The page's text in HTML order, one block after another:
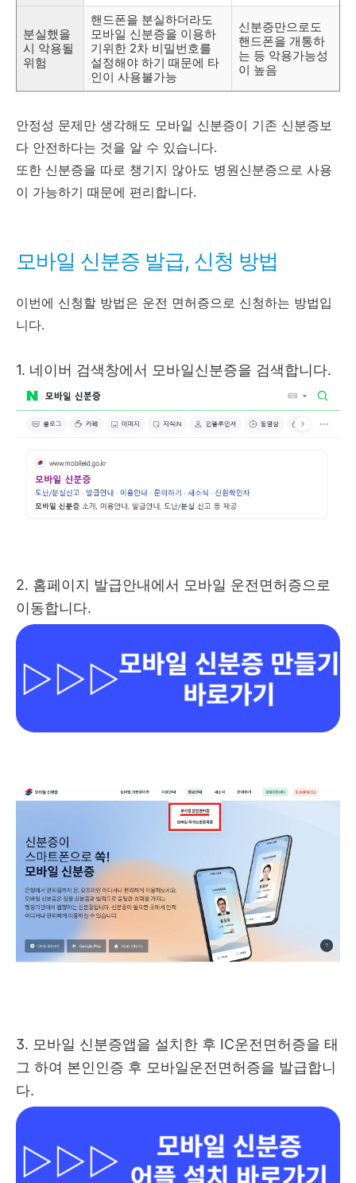
분실했을
시 악용될
위험
핸드폰을 분실하더라도
모바일 신분증을 이용하
기위한 2차 비밀번호를
설정해야 하기 때문에 타
인이 사용불가능
신분증만으로도
핸드폰을 개통하
는 등 악용가능성
이 높음
안정성 문제만 생각해도 모바일 신분증이 기존 신분증보
다 안전하다는 것을 알 수 있습니다.
또한 신분증을 따로 챙기지 않아도 병원신분증으로 사용
이 가능하기 때문에 편리합니다.
모바일 신분증 발급, 신청 방법
이번에 신청할 방법은 운전 면허증으로 신청하는 방법입
니다.
1. 네이버 검색창에서 모바일신분증을 검색합니다.
2. 홈페이지 발급안내에서 모바일 운전면허증으로
이동합니다.
3. 모바일 신분증앱을 설치한 후 IC운전면허증을 태
그 하여 본인인증 후 모바일운전면허증을 발급합니
다.